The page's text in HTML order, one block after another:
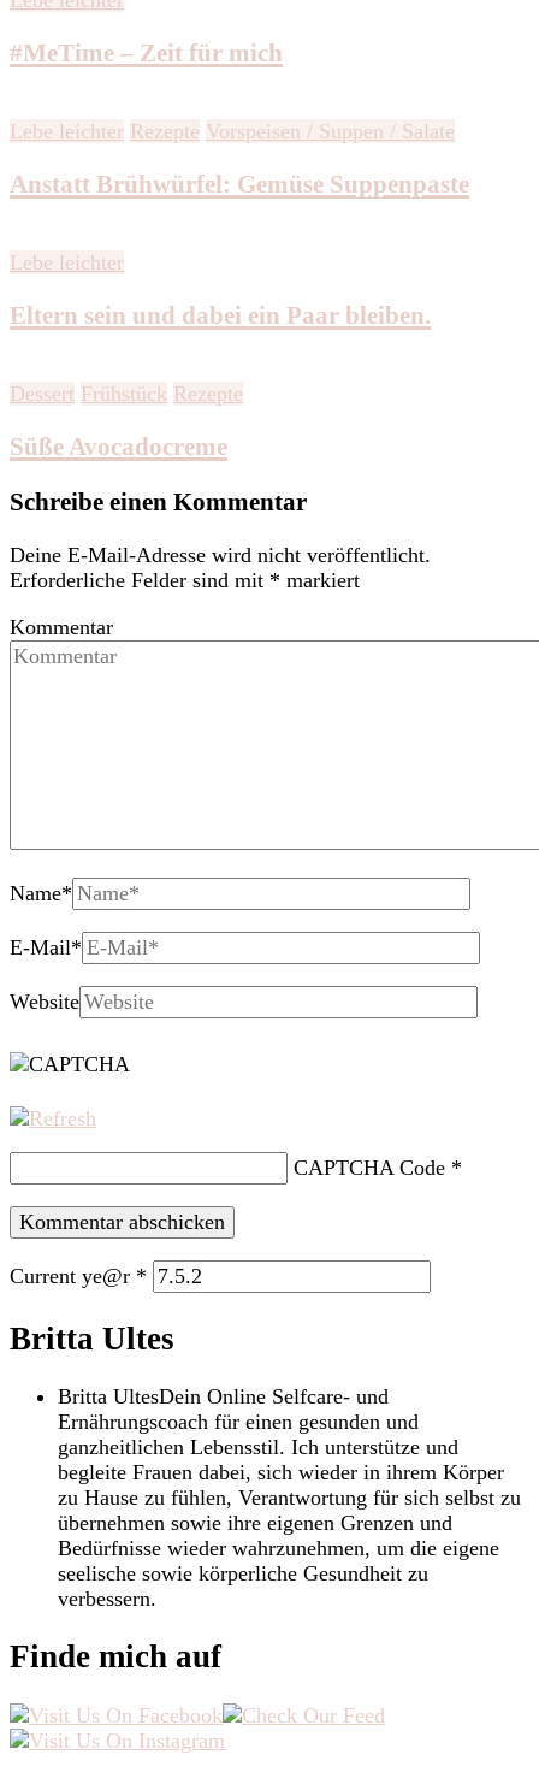
#MeTime – Zeit für mich
Lebe leichter Rezepte Vorspeisen / Suppen / Salate
Anstatt Brühwürfel: Gemüse Suppenpaste
Lebe leichter
Eltern sein und dabei ein Paar bleiben.
Dessert Frühstück Rezepte
Süße Avocadocreme
Schreibe einen Kommentar
Deine E-Mail-Adresse wird nicht veröffentlicht.
Erforderliche Felder sind mit * markiert
Kommentar
Name*
E-Mail*
Website
CAPTCHA Code *
Current ye@r *
Britta Ultes
Britta UltesDein Online Selfcare- und
Ernährungscoach für einen gesunden und
ganzheitlichen Lebensstil. Ich unterstütze und
begleite Frauen dabei, sich wieder in ihrem Körper
zu Hause zu fühlen, Verantwortung für sich selbst zu
übernehmen sowie ihre eigenen Grenzen und
Bedürfnisse wieder wahrzunehmen, um die eigene
seelische sowie körperliche Gesundheit zu
verbessern.
Finde mich auf